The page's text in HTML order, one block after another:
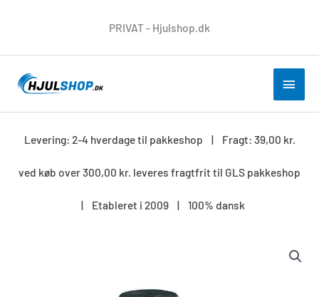
PRIVAT - Hjulshop.dk
Levering: 2-4 hverdage til pakkeshop | Fragt: 39,00 kr.
ved køb over 300,00 kr. leveres fragtfrit til GLS pakkeshop
| Etableret i 2009 | 100% dansk